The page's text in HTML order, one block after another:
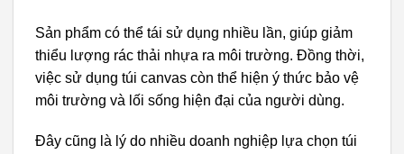
Sản phẩm có thể tái sử dụng nhiều lần, giúp giảm
thiểu lượng rác thải nhựa ra môi trường. Đồng thời,
việc sử dụng túi canvas còn thể hiện ý thức bảo vệ
môi trường và lối sống hiện đại của người dùng.
Đây cũng là lý do nhiều doanh nghiệp lựa chọn túi